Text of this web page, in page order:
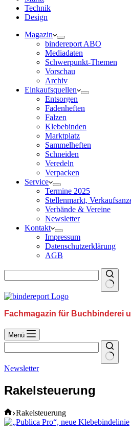
Technik
Design
Magazin
bindereport ABO
Mediadaten
Schwerpunkt-Themen
Vorschau
Archiv
Einkaufsquellen
Entsorgen
Fadenheften
Falzen
Klebebinden
Marktplatz
Sammelheften
Schneiden
Veredeln
Verpacken
Service
Termine 2025
Stellenmarkt,
Verbände & Vereine
Newsletter
Kontakt
Impressum
Datenschutzerklärung
AGB
Fachmagazin für Buchbinderei
Menü
Newsletter
Rakelsteuerung
Home
Rakelsteuerung